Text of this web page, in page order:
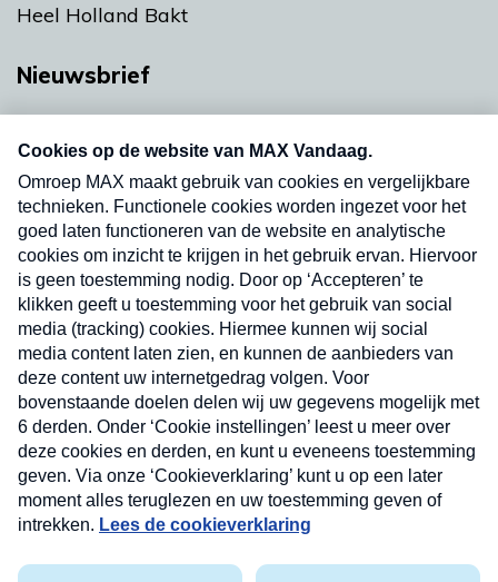
Heel Holland Bakt
Nieuwsbrief
nieuwsbrief. Elke vrijdag- en dinsdagochtend in
uw mailbox.
Verzend
Privacyverklaring
Cookieverklaring
Nieuwsbrief
Neem hier een gratis abonnement op onze
nieuwsbrief. Elke vrijdag- en dinsdagochtend in uw